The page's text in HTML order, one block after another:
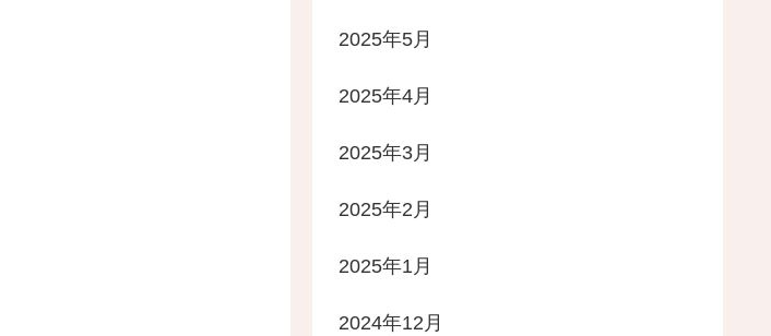
2025年5月
2025年4月
2025年3月
2025年2月
2025年1月
2024年12月